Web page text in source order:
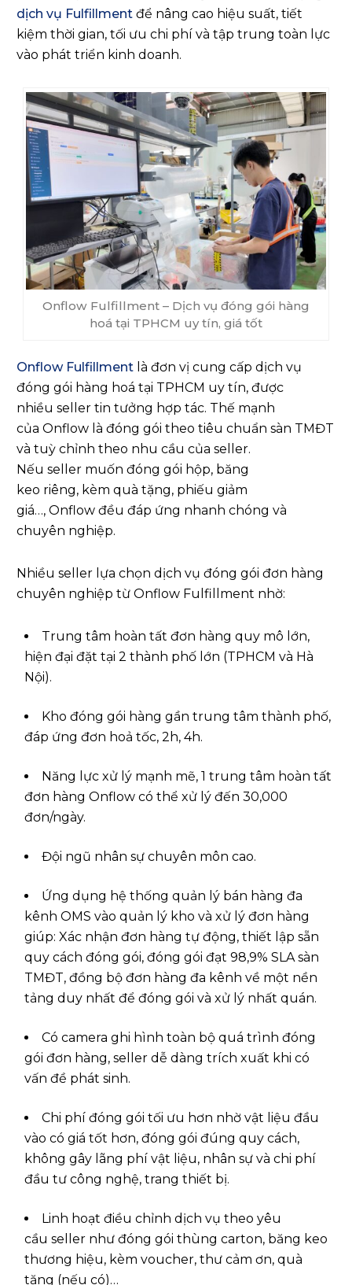
dịch vụ Fulfillment để nâng cao hiệu suất, tiết
kiệm thời gian, tối ưu chi phí và tập trung toàn lực
vào phát triển kinh doanh.
Onflow Fulfillment – Dịch vụ đóng gói hàng
hoá tại TPHCM uy tín, giá tốt
Onflow Fulfillment là đơn vị cung cấp dịch vụ
đóng gói hàng hoá tại TPHCM uy tín, được
nhiều seller tin tưởng hợp tác. Thế mạnh
của Onflow là đóng gói theo tiêu chuẩn sàn TMĐT
và tuỳ chỉnh theo nhu cầu của seller.
Nếu seller muốn đóng gói hộp, băng
keo riêng, kèm quà tặng, phiếu giảm
giá…, Onflow đều đáp ứng nhanh chóng và
chuyên nghiệp.
Nhiều seller lựa chọn dịch vụ đóng gói đơn hàng
chuyên nghiệp từ Onflow Fulfillment nhờ:
Trung tâm hoàn tất đơn hàng quy mô lớn,
hiện đại đặt tại 2 thành phố lớn (TPHCM và Hà
Nội).
Kho đóng gói hàng gần trung tâm thành phố,
đáp ứng đơn hoả tốc, 2h, 4h.
Năng lực xử lý mạnh mẽ, 1 trung tâm hoàn tất
đơn hàng Onflow có thể xử lý đến 30,000
đơn/ngày.
Đội ngũ nhân sự chuyên môn cao.
Ứng dụng hệ thống quản lý bán hàng đa
kênh OMS vào quản lý kho và xử lý đơn hàng
giúp: Xác nhận đơn hàng tự động, thiết lập sẵn
quy cách đóng gói, đóng gói đạt 98,9% SLA sàn
TMĐT, đồng bộ đơn hàng đa kênh về một nền
tảng duy nhất để đóng gói và xử lý nhất quán.
Có camera ghi hình toàn bộ quá trình đóng
gói đơn hàng, seller dễ dàng trích xuất khi có
vấn đề phát sinh.
Chi phí đóng gói tối ưu hơn nhờ vật liệu đầu
vào có giá tốt hơn, đóng gói đúng quy cách,
không gây lãng phí vật liệu, nhân sự và chi phí
đầu tư công nghệ, trang thiết bị.
Linh hoạt điều chỉnh dịch vụ theo yêu
cầu seller như đóng gói thùng carton, băng keo
thương hiệu, kèm voucher, thư cảm ơn, quà
tặng (nếu có)…